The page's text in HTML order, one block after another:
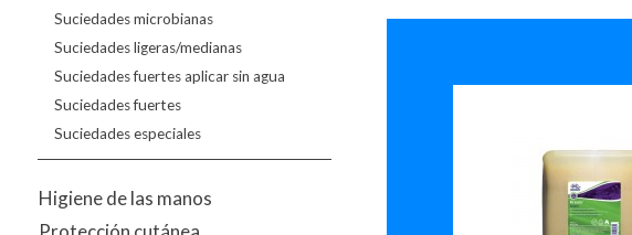
Suciedades microbianas
Suciedades ligeras/medianas
Suciedades fuertes aplicar sin agua
Suciedades fuertes
Suciedades especiales
Higiene de las manos